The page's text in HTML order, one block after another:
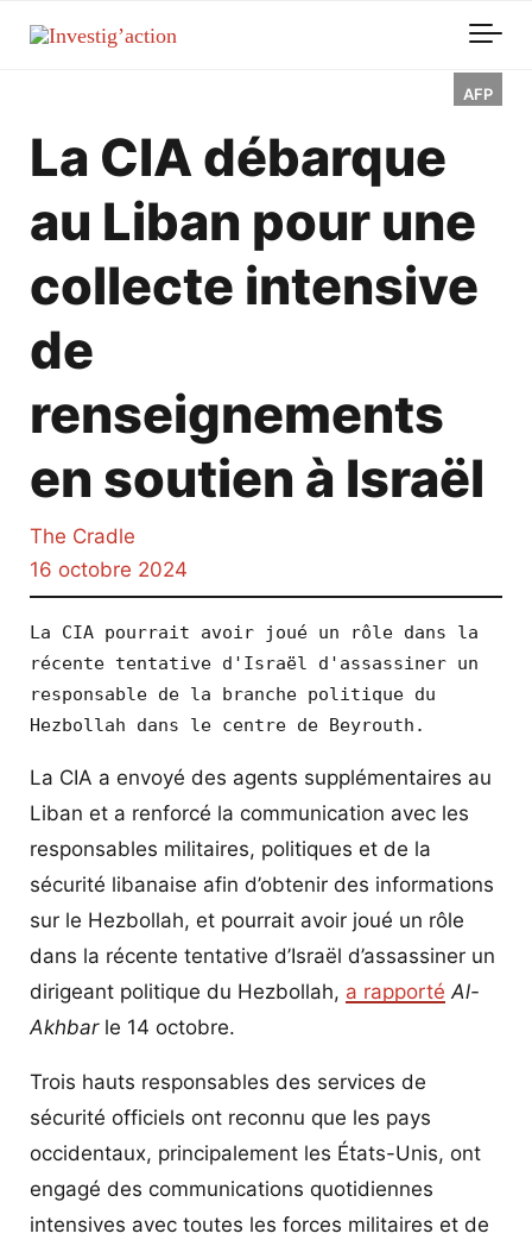
AFP
La CIA débarque
au Liban pour une
collecte intensive
de
renseignements
en soutien à Israël
The Cradle
16 octobre 2024
La CIA pourrait avoir joué un rôle dans la
récente tentative d'Israël d'assassiner un
responsable de la branche politique du
Hezbollah dans le centre de Beyrouth.
La CIA a envoyé des agents supplémentaires au
Liban et a renforcé la communication avec les
responsables militaires, politiques et de la
sécurité libanaise afin d’obtenir des informations
sur le Hezbollah, et pourrait avoir joué un rôle
dans la récente tentative d’Israël d’assassiner un
dirigeant politique du Hezbollah, a rapporté Al-
Akhbarle 14 octobre.
Trois hauts responsables des services de
sécurité officiels ont reconnu que les pays
occidentaux, principalement les États-Unis, ont
engagé des communications quotidiennes
intensives avec toutes les forces militaires et de